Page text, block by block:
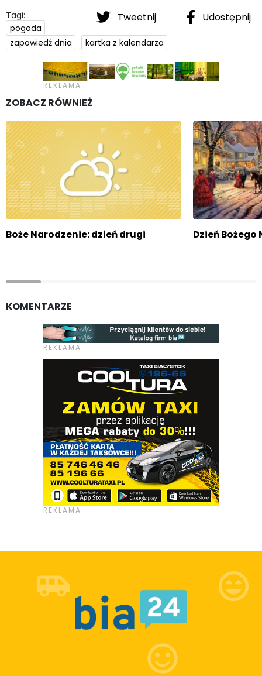
Tweetnij Udostępnij
Tagi:
pogoda
zapowiedź dnia
kartka z kalendarza
ZOBACZ RÓWNIEŻ
Boże Narodzenie: dzień drugi Dzień
KOMENTARZE